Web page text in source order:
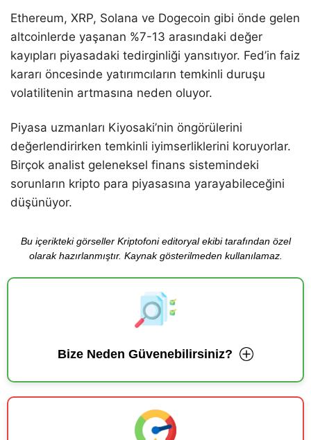
Ethereum, XRP, Solana ve Dogecoin gibi önde gelen
altcoinlerde yaşanan %7-13 arasındaki değer
kayıpları piyasadaki tedirginliği yansıtıyor. Fed’in faiz
kararı öncesinde yatırımcıların temkinli duruşu
volatilitenin artmasına neden oluyor.
Piyasa uzmanları Kiyosaki’nin öngörülerini
değerlendirirken temkinli iyimserliklerini koruyorlar.
Birçok analist geleneksel finans sistemindeki
sorunların kripto para piyasasına yarayabileceğini
düşünüyor.
Bu içerikteki görseller Kriptofoni editoryal ekibi tarafından özel
olarak hazırlanmıştır. Kaynak gösterilmeden kullanılamaz.
Bize Neden Güvenebilirsiniz?